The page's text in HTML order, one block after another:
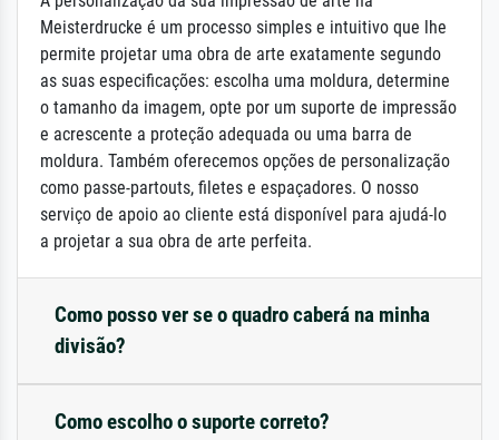
Meisterdrucke é um processo simples e intuitivo que lhe
permite projetar uma obra de arte exatamente segundo
as suas especificações: escolha uma moldura, determine
o tamanho da imagem, opte por um suporte de impressão
e acrescente a proteção adequada ou uma barra de
moldura. Também oferecemos opções de personalização
como passe-partouts, filetes e espaçadores. O nosso
serviço de apoio ao cliente está disponível para ajudá-lo
a projetar a sua obra de arte perfeita.
Como posso ver se o quadro caberá na minha
divisão?
Como escolho o suporte correto?